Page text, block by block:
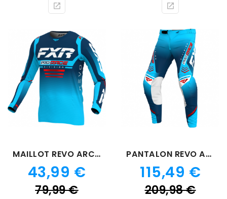
MAILLOT REVO ARCTIC
Prix
43,99 €
79,99 €Prix
PANTALON REVO ARCTIC
Prix
115,49 €
209,98 €Prix